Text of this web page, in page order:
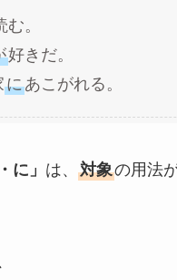
む。
好きだ。
にあこがれる。
に」 は、 対象の用法